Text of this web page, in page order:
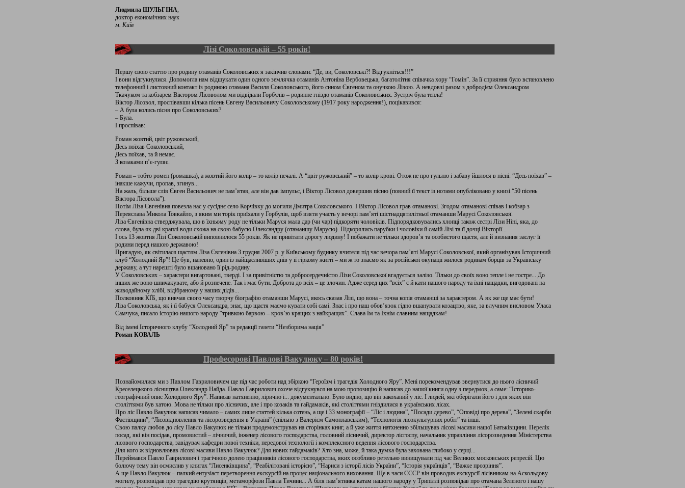
Людмила ШУЛЬГІНА,
доктор економічних наук
м. Київ
Лізі Соколовській – 55 років!
Першу свою статтю про родину отаманів Соколовських я закінчив словами: “Де, ви, Соколовські?! Відгукніться!!!”
І вони відгукнулися. Допомогла нам відшукати один одного землячка отаманів Антоніна Вербовецька, багатолітня співачка хору “Гомін”. За її сприяння було встановлено
телефонний і листовний контакт із родиною отамана Василя Соколовського, його сином Євгеном та онучкою Лізою. А невдовзі разом з добродієм Олександром
Ткачуком та кобзарем Віктором Лісоволом ми відвідали Горбулів – родинне гніздо отаманів Соколовських. Зустріч була тепла!
Віктор Лісовол, проспівавши кілька пісень Євгену Васильовичу Соколовському (1917 року народження!), поцікавився:
– А була колись пісня про Соколовських?
– Була.
І проспівав:
Роман жовтий, цвіт ружовський,
Десь поїхав Соколовський,
Десь поїхав, та й немає.
З козаками п’є-гуляє.
Роман – тобто ромен (ромашка), а жовтий його колір – то колір печалі. А “цвіт ружовський” – то колір крові. Отож не про гульню і забаву йшлося в пісні. “Десь поїхав” –
інакше кажучи, пропав, згинув...
На жаль, більше слів Євген Васильович не пам’ятав, але він дав імпульс, і Віктор Лісовол довершив пісню (повний її текст із нотами опубліковано у книзі “50 пісень
Віктора Лісовола”).
Потім Ліза Євгенівна повезла нас у сусіднє село Корчівку до могили Дмитра Соколовського. І Віктор Лісовол грав отаманові. Згодом отаманові співав і кобзар з
Переяслава Микола Товкайло, з яким ми торік приїхали у Горбулів, щоб взяти участь у вечорі пам’яті шістнадцятилітньої отаманши Марусі Соколовської.
Ліза Євгенівна стверджувала, що в їхньому роду не тільки Маруся мала дар (чи чар) підкоряти чоловіків. Підпорядковувались хлопці також сестрі Лізи Ніні, яка, до
слова, була як дві краплі води схожа на свою бабусю Олександру (отаманшу Марусю). Підкорялись парубки і чоловіки й самій Лізі та її дочці Вікторії...
І ось 13 жовтня Лізі Соколовській виповнилося 55 років. Як не привітати дорогу людину! І побажати не тільки здоров’я та особистого щастя, але й визнання заслуг її
родини перед нашою державою!
Пригадую, як світилася щастям Ліза Євгенівна 3 грудня 2007 р. у Київському будинку вчителя під час вечора пам’яті Марусі Соколовської, який організував Історичний
клуб “Холодний Яр”! Це був, напевно, один із найщасливіших днів у її гіркому житті – ми ж то знаємо як за російської окупації жилося родинам борців за Українську
державу, а тут нарешті було вшановано її рід-родину.
У Соколовських – характери вигартовані, тверді. І за привітністю та добросердечністю Лізи Соколовської вгадується залізо. Тільки до своїх воно тепле і не гостре... До
інших же воно шпичакувате, або й розпечене. Так і має бути. Доброта до всіх – це злочин. Адже серед цих “всіх” є й кати нашого народу та їхні нащадки, вигодовані на
живодайному хлібі, відібраному у наших дідів...
Полковник КҐБ, що вивчав свого часу творчу біографію отаманши Марусі, якось сказав Лізі, що вона – точна копія отаманші за характером. А як же ще має бути!
Ліза Соколовська, як і її бабуся Олександра, знає, що щастя маємо кувати собі самі. Знає і про наш обов’язок гідно вшанувати козацтво, яке, за влучним висловом Уласа
Самчука, писало історію нашого народу “тривкою барвою – кров’ю кращих з найкращих”. Слава Їм та Їхнім славним нащадкам!
Від імені Історичного клубу “Холодний Яр” та редакції газети “Незборима нація”
Роман КОВАЛЬ
Професорові Павлові Вакулюку – 80 років!
Познайомилися ми з Павлом Гавриловичем ще під час роботи над збіркою “Героїзм і трагедія Холодного Яру”. Мені порекомендував звернутися до нього лісничий
Креселецького лісництва Олександр Найда. Павло Гаврилович охоче відгукнувся на мою пропозицію й написав до нашої книги одну з передмов, а саме: “Історико-
географічний опис Холодного Яру”. Написав натхненно, лірично і... документально. Було видно, що він закоханий у ліс. І людей, які оберігали його і для яких він
століттями був хатою. Мова не тільки про лісничих, але і про козаків та гайдамаків, які століттями гніздилися в українських лісах.
Про ліс Павло Вакулюк написав чимало – самих лише статтей кілька сотень, а ще і 33 монографії – “Ліс і людина”, “Посади дерево”, “Оповіді про дерева”, “Зелені скарби
Фастівщини”, “Лісовідновлення та лісорозведення в Україні” (спільно з Валерієм Самоплавським), “Технологія лісокультурних робіт” та інші.
Свою палку любов до лісу Павло Вакулюк не тільки продемонстрував на сторінках книг, а й уже життя натхненно збільшував лісові масиви нашої Батьківщини. Перелік
посад, які він посідав, промовистий – лічничий, інженер лісового господарства, головний лісничий, директор лісгоспу, начальник управління лісорозведення Міністерства
лісового господарства, завідувач кафедри нової техніки, передової технології і комплексного ведення лісового господарства.
Для кого ж відновлював лісові масиви Павло Вакулюк? Для нових гайдамаків? Хто зна, може, й така думка була захована глибоко у серці...
Переймався Павло Гаврилович і трагічною долею працівників лісового господарства, яких особливо ретельно винищували під час Великих московських репресій. Цю
болючу тему він осмислив у книгах “Лисенківщина”, “Реабілітовані історією”, “Нариси з історії лісів України”, “Історія українців”, “Важке прозріння”.
А ще Павло Вакулюк – палкий ентузіаст перетворення екскурсій на процес національного виховання. Ще в часи СССР він проводив екскурсії лісівникам на Аскольдову
могилу, розповідав про трагедію крутянців, метаморфози Павла Тичини... А біля пам’ятника катам нашого народу у Трипіллі розповідав про отамана Зеленого і нашу